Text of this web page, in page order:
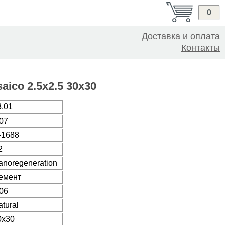
0
Доставка и оплата
Контакты
2.5x2.5 30x30